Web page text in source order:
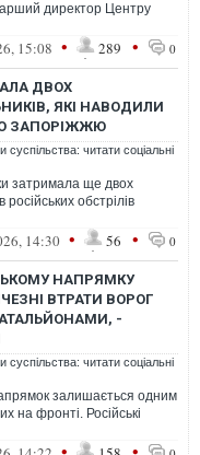
директор Центру
15:08 • 289 • 0
ДВОХ
ЯКІ НАВОДИЛИ
ЗАПОРІЖЖЮ
суспільства: читати соціальні
затримала ще двох
російських обстрілів
14:30 • 56 • 0
НАПРЯМКУ
ВТРАТИ ВОРОГ
-
суспільства: читати соціальні
залишається одним
на фронті. Російські